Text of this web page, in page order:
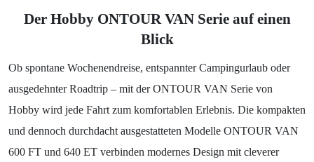
Der Hobby ONTOUR VAN Serie auf einen
Blick
Ob spontane Wochenendreise, entspannter Campingurlaub oder
ausgedehnter Roadtrip – mit der ONTOUR VAN Serie von
Hobby wird jede Fahrt zum komfortablen Erlebnis. Die kompakten
und dennoch durchdacht ausgestatteten Modelle ONTOUR VAN
600 FT und 640 ET verbinden modernes Design mit cleverer